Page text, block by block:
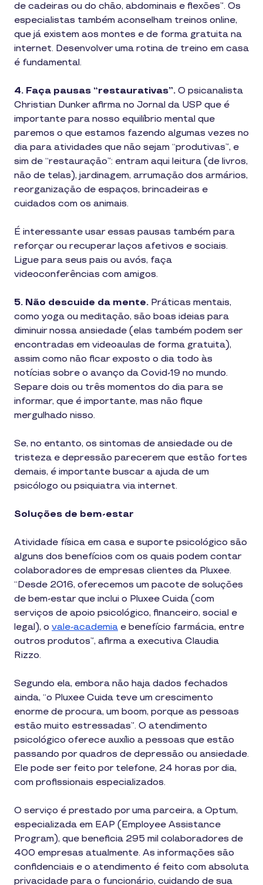
de cadeiras ou do chão, abdominais e flexões”. Os
especialistas também aconselham treinos online,
que já existem aos montes e de forma gratuita na
internet. Desenvolver uma rotina de treino em casa
é fundamental.
4. Faça pausas “restaurativas”. O psicanalista
Christian Dunker afirma no Jornal da USP que é
importante para nosso equilíbrio mental que
paremos o que estamos fazendo algumas vezes no
dia para atividades que não sejam “produtivas”, e
sim de “restauração”: entram aqui leitura (de livros,
não de telas), jardinagem, arrumação dos armários,
reorganização de espaços, brincadeiras e
cuidados com os animais.
É interessante usar essas pausas também para
reforçar ou recuperar laços afetivos e sociais.
Ligue para seus pais ou avós, faça
videoconferências com amigos.
5. Não descuide da mente. Práticas mentais,
como yoga ou meditação, são boas ideias para
diminuir nossa ansiedade (elas também podem ser
encontradas em videoaulas de forma gratuita),
assim como não ficar exposto o dia todo às
notícias sobre o avanço da Covid-19 no mundo.
Separe dois ou três momentos do dia para se
informar, que é importante, mas não fique
mergulhado nisso.
Se, no entanto, os sintomas de ansiedade ou de
tristeza e depressão parecerem que estão fortes
demais, é importante buscar a ajuda de um
psicólogo ou psiquiatra via internet.
Soluções de bem-estar
Atividade física em casa e suporte psicológico são
alguns dos benefícios com os quais podem contar
colaboradores de empresas clientes da Pluxee.
“Desde 2016, oferecemos um pacote de soluções
de bem-estar que inclui o Pluxee Cuida (com
serviços de apoio psicológico, financeiro, social e
legal), o vale-academia e benefício farmácia, entre
outros produtos”, afirma a executiva Claudia
Rizzo.
Segundo ela, embora não haja dados fechados
ainda, “o Pluxee Cuida teve um crescimento
enorme de procura, um boom, porque as pessoas
estão muito estressadas”. O atendimento
psicológico oferece auxílio a pessoas que estão
passando por quadros de depressão ou ansiedade.
Ele pode ser feito por telefone, 24 horas por dia,
com profissionais especializados.
O serviço é prestado por uma parceira, a Optum,
especializada em EAP (Employee Assistance
Program), que beneficia 295 mil colaboradores de
400 empresas atualmente. As informações são
confidenciais e o atendimento é feito com absoluta
privacidade para o funcionário, cuidando de sua